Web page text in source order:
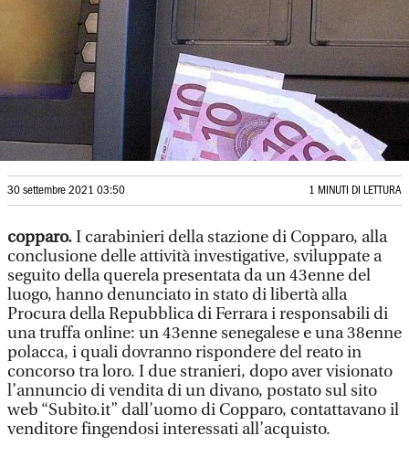
30 settembre 2021 03:50 1 MINUTI DI LETTURA
copparo.I carabinieri della stazione di Copparo, alla
conclusione delle attività investigative, sviluppate a
seguito della querela presentata da un 43enne del
luogo, hanno denunciato in stato di libertà alla
Procura della Repubblica di Ferrara i responsabili di
una truffa online: un 43enne senegalese e una 38enne
polacca, i quali dovranno rispondere del reato in
concorso tra loro. I due stranieri, dopo aver visionato
l’annuncio di vendita di un divano, postato sul sito
web “Subito.it” dall’uomo di Copparo, contattavano il
venditore fingendosi interessati all’acquisto.